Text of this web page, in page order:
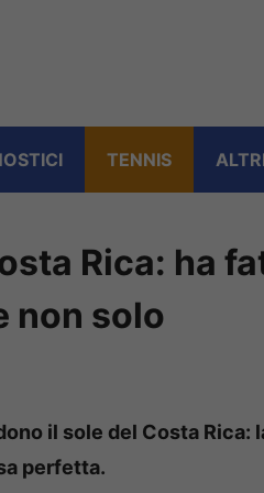
TENNIS
Rica: ha
non solo
il sole del Costa Rica:
perfetta.